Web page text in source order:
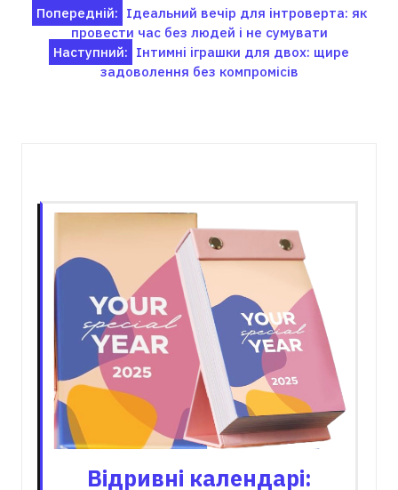
Навігація
записів
Попередній: Ідеальний вечір для інтроверта: як
провести час без людей і не сумувати
Наступний: Інтимні іграшки для двох: щире
задоволення без компромісів
Відривні календарі: